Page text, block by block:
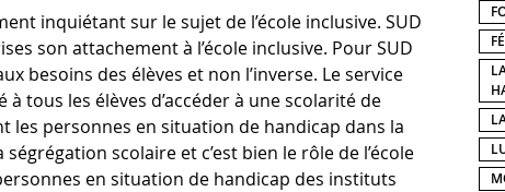
inquiétant sur le sujet de l’école inclusive. SUD
son attachement à l’école inclusive. Pour SUD
besoins des élèves et non l’inverse. Le service
tous les élèves d’accéder à une scolarité de
les personnes en situation de handicap dans la
scolaire et c’est bien le rôle de l’école
en situation de handicap des instituts